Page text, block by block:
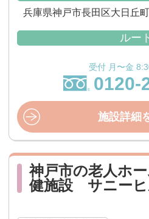
兵庫県神戸市長田区大日丘
ルー
受付 月〜金
0120-
施設詳細
神戸市の老人ホ
健施設 サニー